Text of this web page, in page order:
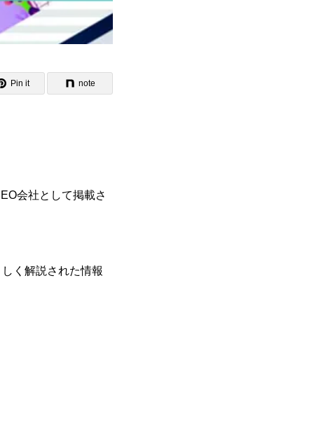
Pin it note
会社として掲載さ
く解説された情報